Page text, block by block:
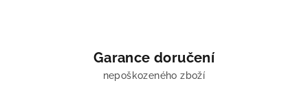
Garance doručení
nepoškozeného zboží